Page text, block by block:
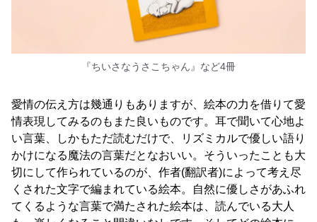
『ちいさなうさこちゃん』など4冊
愛情の伝え方は幾通りもありますが、絵本の力を借りて愛
情表現してみるのもまた良いものです。耳で聞いて心地よ
い言葉、しかもただ読むだけで、リズミカルで優しい語り
かけになる魔法の言葉だとなおいい。そういったことも大
切にして作られているのが、作者(翻訳者)によって考え尽
くされた文字で編まれている絵本。自然に優しさがあふれ
てくるような言葉で満たされた絵本は、読んでいる大人